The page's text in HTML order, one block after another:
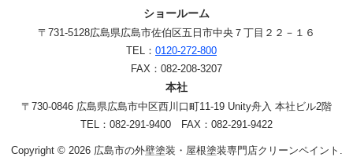
ショールーム
〒731-5128広島県広島市佐伯区五日市中央７丁目２２－１６
TEL： 0120-272-800
FAX：082-208-3207
本社
〒730-0846 広島県広島市中区西川口町11-19 Unity舟入 本社ビル2階
TEL：082-291-9400 FAX：082-291-9422
Copyright © 2026 広島市の外壁塗装・屋根塗装専門店クリーンペイント.